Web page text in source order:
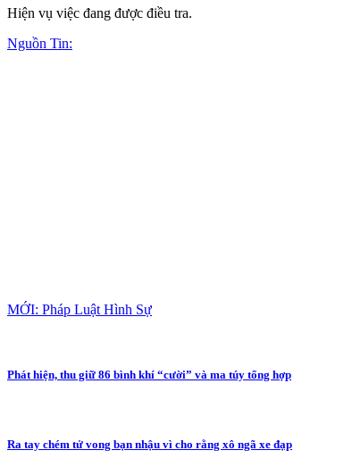
Hiện vụ việc đang được điều tra.
Nguồn Tin:
MỚI: Pháp Luật Hình Sự
Phát hiện, thu giữ 86 bình khí “cười” và ma túy tổng hợp
Ra tay chém tử vong bạn nhậu vì cho rằng xô ngã xe đạp